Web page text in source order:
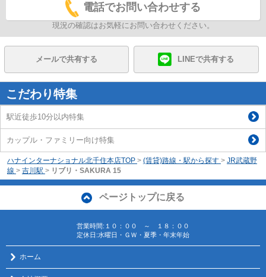
電話でお問い合わせする
現況の確認はお気軽にお問い合わせください。
メールで共有する LINEで共有する
こだわり特集
駅近徒歩10分以内特集
カップル・ファミリー向け特集
ハナインターナショナル北千住本店TOP > (賃貸)路線・駅から探す > JR武蔵野
線 > 吉川駅 > リブリ・SAKURA 15
ページトップに戻る
営業時間:１０：００ ～ １８：００
定休日:水曜日・ＧＷ・夏季・年末年始
ホーム